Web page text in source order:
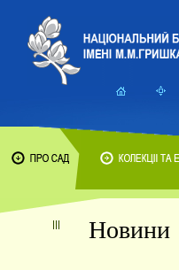
Новини